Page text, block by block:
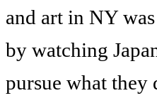
and art in NY
by watching
pursue what they